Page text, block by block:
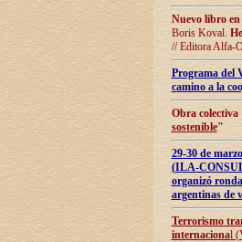
Nuevo libro
Boris Koval.
// Editora Alfa-
Programa del
camino a la
Obra
sostenible"
29-30 de
(ILA-
organizó
argentinas de
Terrorismo
internacional